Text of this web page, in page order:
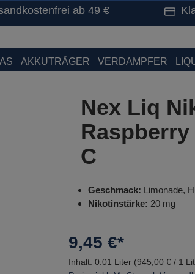
ab 49 €
AKKUTRÄGER VERDAMPFER
Nex Liq
C
Geschmack: Limonade,
Nikotinstärke: 20 mg
9,45 €*
Inhalt: 0.01 Liter (945,00 € / 1